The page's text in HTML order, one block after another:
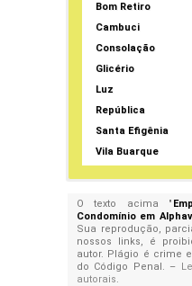
Bom Retiro
Cambuci
Consolação
Glicério
Luz
República
Santa Efigênia
Vila Buarque
O texto acima "
Condomínio em
Sua reprodução,
nossos links, é
autor. Plágio é crime
do Código Penal. –
autorais.